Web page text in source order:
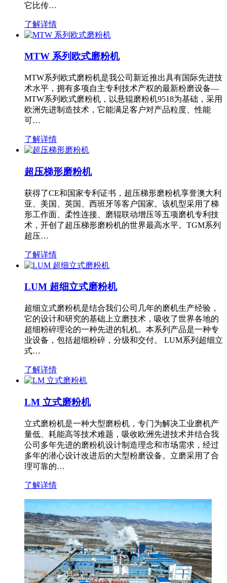
它比传…
了解详情
MTW 系列欧式磨粉机
MTW系列欧式磨粉机是我公司新近推出具有国际先进技
术水平，拥有多项自主专利技术产权的最新粉磨设备—
MTW系列欧式磨粉机，以悬辊磨粉机9518为基础，采用
欧洲先进制造技术，它能满足客户对产品粒度、性能
可…
了解详情
超压梯形磨粉机
获得了CE和国家专利证书，超压梯形磨粉机享誉澳大利
亚、美国、英国、西班牙等客户国家。该机型采用了梯
形工作面、柔性连接、磨辊联动增压等五项磨机专利技
术，开创了超压梯形磨粉机的世界最高水平。TGM系列
超压…
了解详情
LUM 超细立式磨粉机
超细立式磨粉机是结合我们公司几年的磨机生产经验，
它的设计和研究的基础上立磨技术，吸收了世界各地的
超细粉碎理论的一种先进的轧机。本系列产品是一种专
业设备，包括超细粉碎，分级和交付。 LUM系列超细立
式…
了解详情
LM 立式磨粉机
立式磨粉机是一种大型磨粉机，专门为解决工业磨机产
量低、耗能高等技术难题，吸收欧洲先进技术并结合我
公司多年先进的磨粉机设计制造理念和市场需求，经过
多年的潜心设计改进后的大型粉磨设备。立磨采用了合
理可靠的…
了解详情